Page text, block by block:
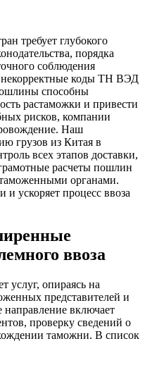
требует глубокого
порядка
соблюдения
коды ТН ВЭД
способны
растаможки и привести
рисков, компании
Наш
грузов из Китая в
всех этапов доставки,
расчеты пошлин
органами.
ускоряет процесс ввоза
ввоза
опираясь на
представителей и
включает
проверку сведений о
таможни. В список